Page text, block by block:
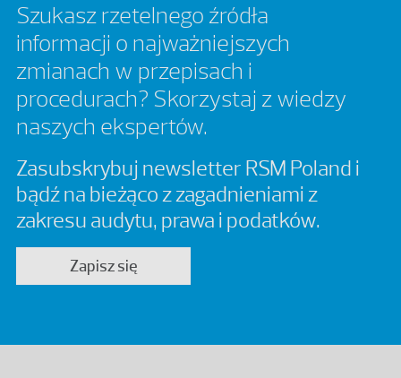
Szukasz rzetelnego źródła
informacji o najważniejszych
zmianach w przepisach i
procedurach? Skorzystaj z wiedzy
naszych ekspertów.
Zasubskrybuj newsletter RSM Poland i
bądź na bieżąco z zagadnieniami z
zakresu audytu, prawa i podatków.
Zapisz się